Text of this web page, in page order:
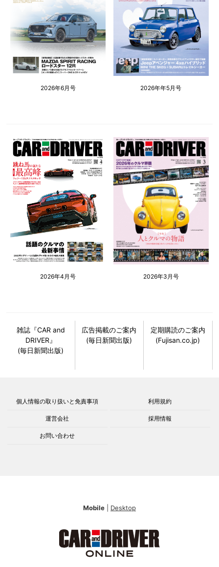
2026年6月号 2026年年5月号
2026年4月号 2026年3月号
雑誌『CAR and
DRIVER』
(毎日新聞出版)
広告掲載のご案内
(毎日新聞出版)
定期購読のご案内
(Fujisan.co.jp)
個人情報の取り扱いと免責事項 利用規約
運営会社 採用情報
お問い合わせ
Mobile Desktop